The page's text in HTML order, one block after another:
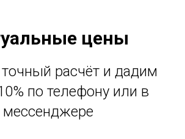
цены
расчёт и дадим
по телефону или в
мессенджере